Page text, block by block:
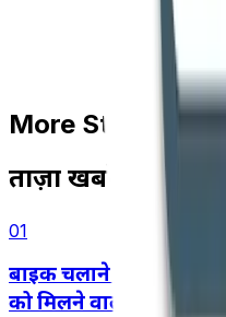
More Stories
ताज़ा खबरें
01
बाइक चलाने वाले की
को मिलने वाला मोटर